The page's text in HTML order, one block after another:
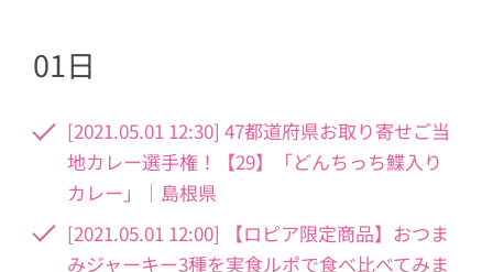
01日
[2021.05.01 12:30] 47都道府県お取り寄せご当
地カレー選手権！【29】「どんちっち鰈入り
カレー」｜島根県
[2021.05.01 12:00] 【ロピア限定商品】おつま
みジャーキー3種を実食ルポで食べ比べてみま